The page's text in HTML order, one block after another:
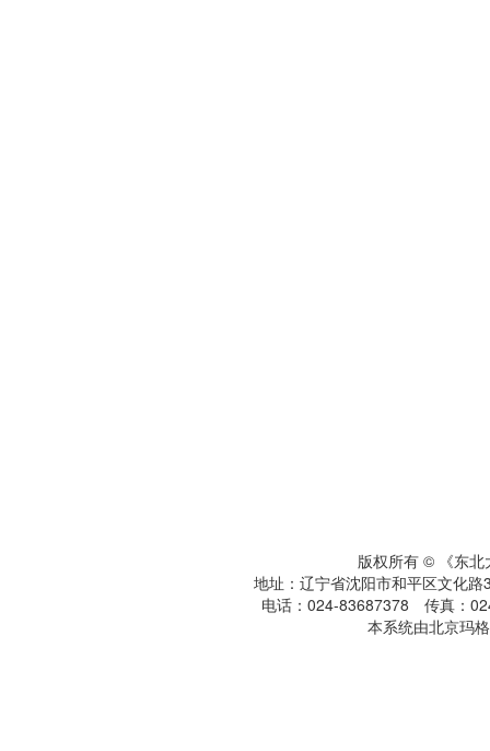
版权所有 © 《东北
地址：辽宁省沈阳市和平区文化
电话：024-83687378 传真：
本系统由北京玛